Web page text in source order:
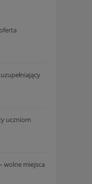
uczniom
wolne miejsca